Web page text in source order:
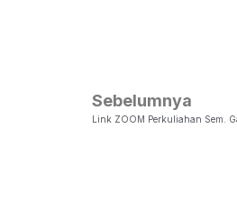
Sebelumnya
Link ZOOM Perkuliahan Sem.